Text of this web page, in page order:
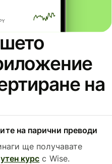
на
на парични преводи
ще получавате
курс с Wise.